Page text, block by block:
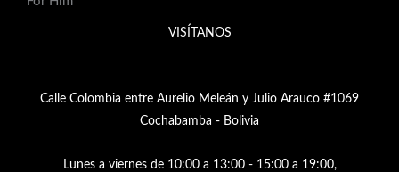
VISÍTANOS
Calle Colombia entre Aurelio Meleán y Julio Arauco #1069
Cochabamba - Bolivia
Lunes a viernes de 10:00 a 13:00 - 15:00 a 19:00,